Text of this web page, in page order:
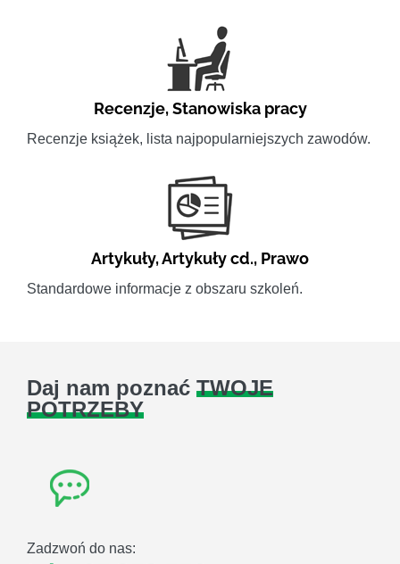
Recenzje,Stanowiska pracy
Recenzje książek, lista najpopularniejszych zawodów.
Artykuły,Artykuły cd., Prawo
Standardowe informacje z obszaru szkoleń.
Daj nam poznać TWOJE
POTRZEBY
Zadzwoń do nas: